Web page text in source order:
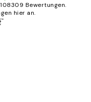
Bewertungen.
hier an.